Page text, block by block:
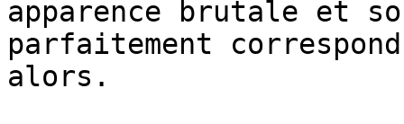
apparence brutale et
parfaitement
alors.